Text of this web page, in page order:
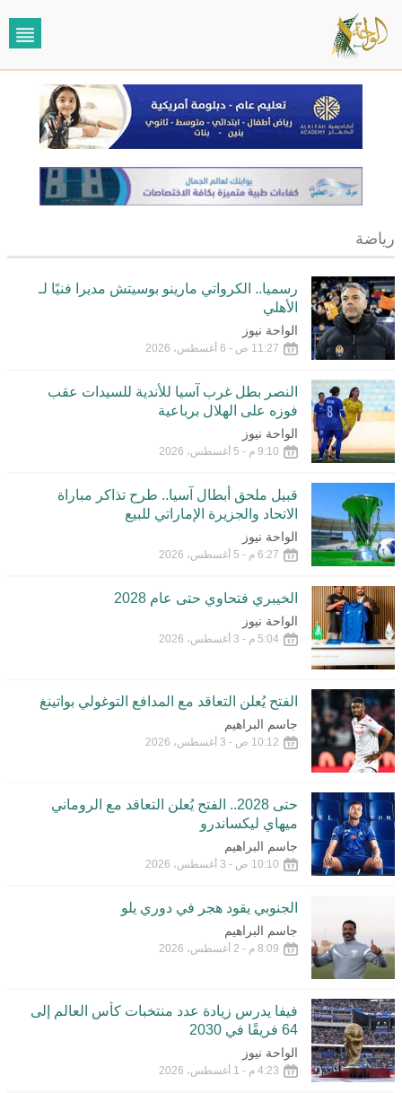
رياضة
رسميا.. الكرواتي مارينو بوسيتش مديرا فنيًا لـ
الأهلي
الواحة نيوز
11:27 ص - 6 أغسطس، 2026
النصر بطل غرب آسيا للأندية للسيدات عقب
فوزه على الهلال برباعية
الواحة نيوز
9:10 م - 5 أغسطس، 2026
قبيل ملحق أبطال آسيا.. طرح تذاكر مباراة
الاتحاد والجزيرة الإماراتي للبيع
الواحة نيوز
6:27 م - 5 أغسطس، 2026
الخيبري فتحاوي حتى عام 2028
الواحة نيوز
5:04 م - 3 أغسطس، 2026
الفتح يُعلن التعاقد مع المدافع التوغولي بواتينغ
جاسم البراهيم
10:12 ص - 3 أغسطس، 2026
حتى ‏‏2028.. الفتح يُعلن التعاقد مع الروماني
ميهاي ليكساندرو
جاسم البراهيم
10:10 ص - 3 أغسطس، 2026
الجنوبي يقود هجر في دوري يلو
جاسم البراهيم
8:09 م - 2 أغسطس، 2026
فيفا يدرس زيادة عدد منتخبات كأس العالم إلى
64 فريقًا في 2030
الواحة نيوز
4:23 م - 1 أغسطس، 2026